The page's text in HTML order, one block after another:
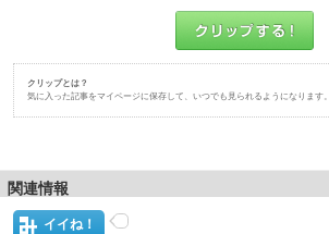
クリップとは？
気に入った記事をマイページに保存して、いつでも見られるようになります。
関連情報
イイね！